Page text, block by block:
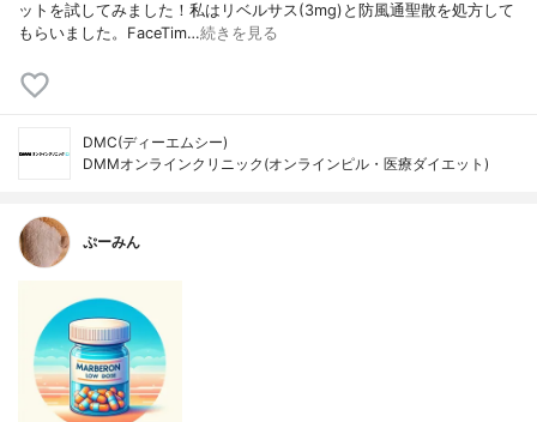
ットを試してみました！私はリベルサス(3mg)と防風通聖散を処方して
もらいました。FaceTim…続きを見る
DMC(ディーエムシー)
DMMオンラインクリニック(オンラインピル・医療ダイエット)
ぷーみん